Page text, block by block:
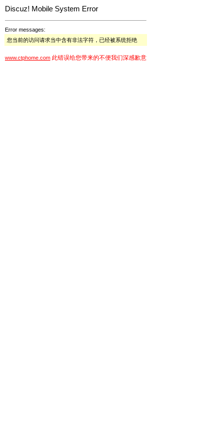
Discuz! Mobile System Error
Error messages:
您当前的访问请求当中含有非法字符，已经被系统拒绝
www.ctphome.com 此错误给您带来的不便我们深感歉意